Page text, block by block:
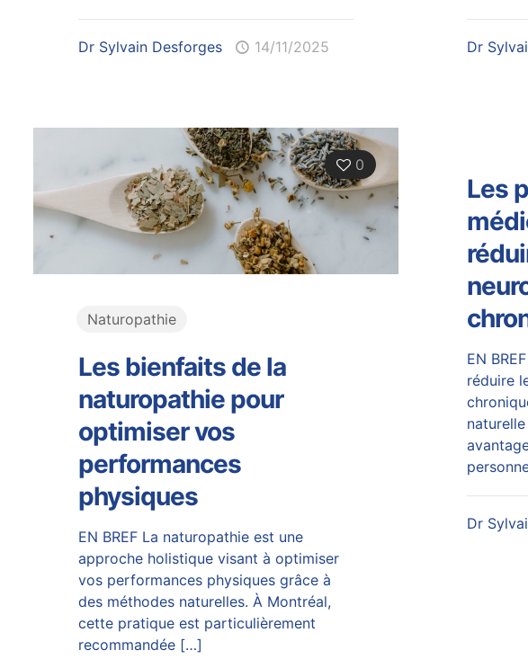
Dr Sylvain Desforges 14/11/2025 Dr
0
Naturopathie
Les bienfaits de la
naturopathie pour
optimiser vos
performances
physiques
EN BREF La naturopathie est une
approche holistique visant à optimiser
vos performances physiques grâce à
des méthodes naturelles. À Montréal,
cette pratique est particulièrement
recommandée[…]
Les
EN
réduire
Dr